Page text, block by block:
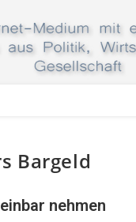
Bargeld
nehmen